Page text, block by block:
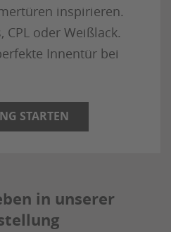
inspirieren.
CPL oder Weißlack.
Innentür bei
STARTEN
in unserer